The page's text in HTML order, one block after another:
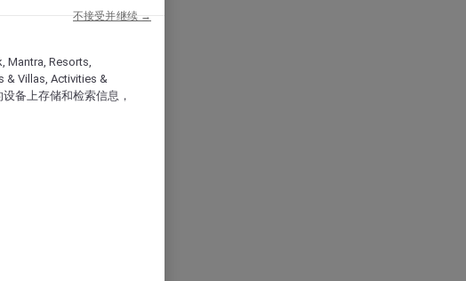
Mantra, Resorts,
& Villas, Activities &
备上存储和检索信息，
不接受并继续 →